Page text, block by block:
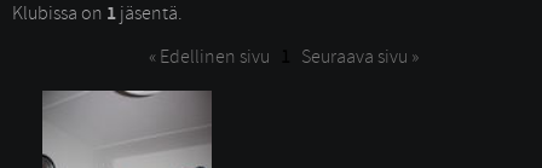
Klubissa on 1 jäsentä.
« Edellinen sivu
Seuraava sivu »